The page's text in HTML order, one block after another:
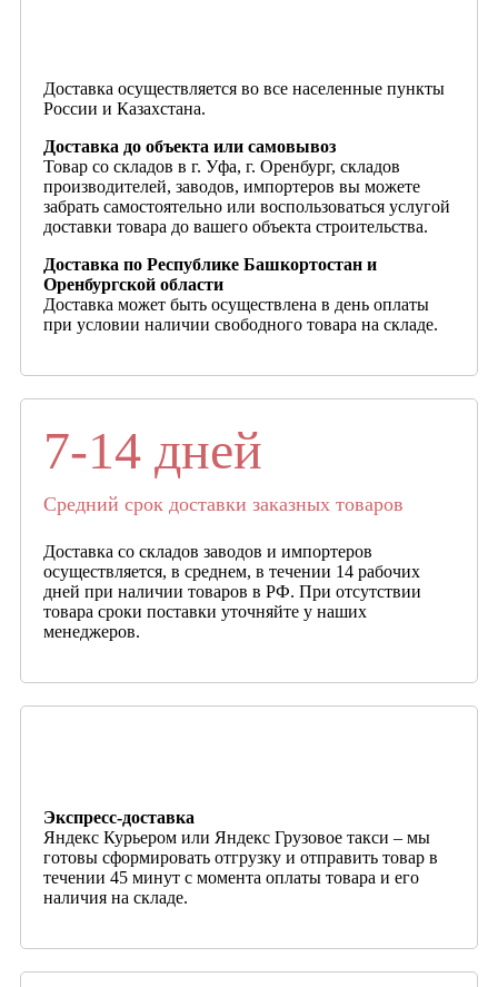
Доставка осуществляется во все населенные пункты
России и Казахстана.
Доставка до объекта или самовывоз
Товар со складов в г. Уфа, г. Оренбург, складов
производителей, заводов, импортеров вы можете
забрать самостоятельно или воспользоваться услугой
доставки товара до вашего объекта строительства.
Доставка по Республике Башкортостан и
Оренбургской области
Доставка может быть осуществлена в день оплаты
при условии наличии свободного товара на складе.
7-14 дней
Средний срок доставки заказных товаров
Доставка со складов заводов и импортеров
осуществляется, в среднем, в течении 14 рабочих
дней при наличии товаров в РФ. При отсутствии
товара сроки поставки уточняйте у наших
менеджеров.
Экспресс-доставка
Яндекс Курьером или Яндекс Грузовое такси – мы
готовы сформировать отгрузку и отправить товар в
течении 45 минут с момента оплаты товара и его
наличия на складе.